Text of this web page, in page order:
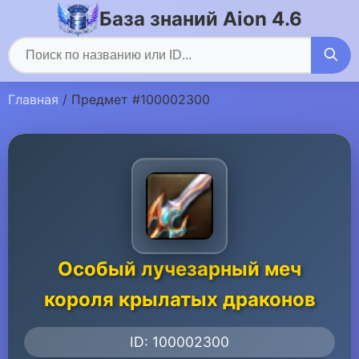
База знаний Aion 4.6
Главная / Предмет #100002300
Особый лучезарный меч
короля крылатых драконов
ID: 100002300